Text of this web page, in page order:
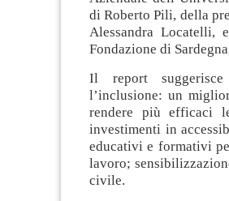
di Roberto Pili, della
Alessandra Locatelli,
Fondazione di
Il report
l’inclusione: un
rendere più efficaci
investimenti in
educativi e formativi
lavoro;
civile.